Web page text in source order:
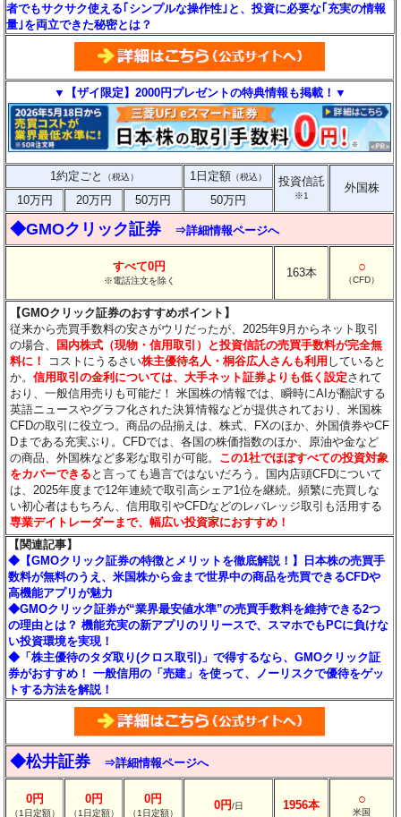
者でもサクサク使える｢シンプルな操作性｣と、投資に必要な｢充実の情報
量｣を両立できた秘密とは？
▼【ザイ限定】2000円プレゼントの特典情報も掲載！▼
1約定ごと （税込） 1日定額 （税込） 投資信託
※1
外国株
10万円
20万円 50万円 50万円
◆GMOクリック証券 ⇒詳細情報ページへ
すべて0円
※電話注文を除く
163本 ○
（CFD）
【GMOクリック証券のおすすめポイント】
従来から売買手数料の安さがウリだったが、2025年9月からネット取引
の場合、
国内株式（現物・信用取引）と投資信託の売買手数料が完全無
料に！
コストにうるさい株主優待名人・桐谷広人さんも利用 していると
か。信用取引の金利については、大手ネット証券よりも低く設定されて
おり、一般信用売りも可能だ！ 米国株の情報では、瞬時にAIが翻訳する
英語ニュースやグラフ化された決算情報などが提供されており、米国株
CFDの取引に役立つ。商品の品揃えは、株式、FXのほか、外国債券やCF
Dまである充実ぶり。CFDでは、各国の株価指数のほか、原油や金など
の商品、外国株など多彩な取引が可能。 この1社でほぼすべての投資対象
をカバーできる と言っても過言ではないだろう。国内店頭CFDについて
は、2025年度まで12年連続で取引高シェア1位を継続。頻繁に売買しな
い初心者はもちろん、信用取引やCFDなどのレバレッジ取引も活用する
専業デイトレーダーまで、幅広い投資家におすすめ！
【関連記事】
◆【GMOクリック証券の特徴とメリットを徹底解説！】日本株の売買手
数料が無料のうえ、米国株から金まで世界中の商品を売買できるCFDや
高機能アプリが魅力
◆GMOクリック証券が“業界最安値水準”の売買手数料を維持できる2つ
の理由とは？ 機能充実の新アプリのリリースで、スマホでもPCに負けな
い投資環境を実現！
◆「株主優待のタダ取り(クロス取引)」で得するなら、GMOクリック証
券がおすすめ！ 一般信用の「売建」を使って、ノーリスクで優待をゲッ
トする方法を解説！
◆松井証券 ⇒詳細情報ページへ
0円
（1日定額）
0円
（1日定額）
0円
（1日定額）
0円/日 1956本 ○
米国